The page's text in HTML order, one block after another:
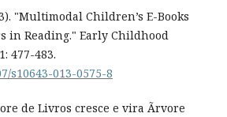
"Multimodal Children’s E-Books
in Reading." Early Childhood
477-483.
s10643-013-0575-8
de Livros cresce e vira Ãrvore